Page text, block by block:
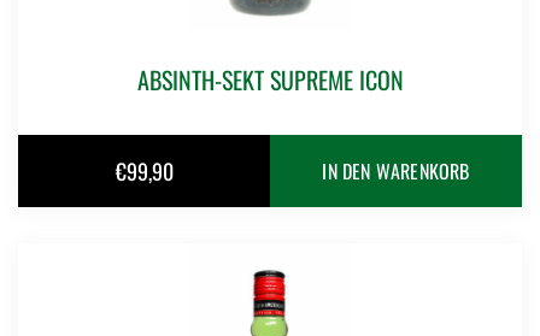
ABSINTH-SEKT SUPREME ICON
€99,90 IN DEN WARENKORB